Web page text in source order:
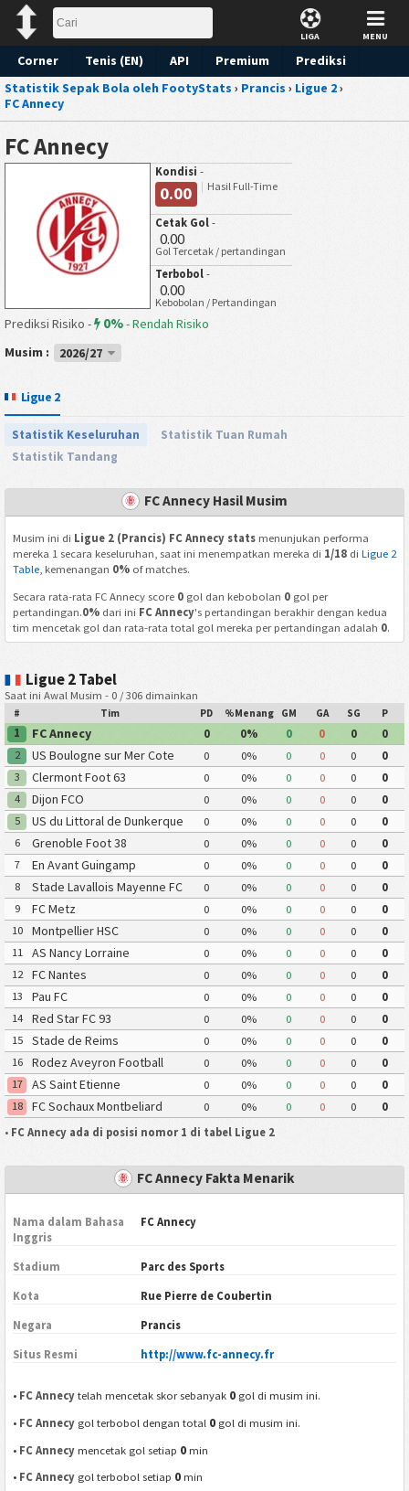
LIGA MENU
Corner Tenis (EN) API Premium
Prediksi
Statistik Sepak Bola oleh FootyStats › Prancis › Ligue 2›
FC Annecy
FC Annecy
Kondisi -
0.00 Hasil Full-Time
Cetak Gol -
0.00
Gol Tercetak / pertandingan
Terbobol -
0.00
Kebobolan / Pertandingan
Prediksi Risiko - 0%-Rendah Risiko
Musim :
2026/27
Ligue 2
Statistik Keseluruhan
Statistik Tuan Rumah
Statistik Tandang
FC Annecy Hasil Musim
Musim ini di Ligue 2 (Prancis) FC Annecy statsmenunjukan performa
mereka 1 secara keseluruhan, saat ini menempatkan mereka di 1/18di Ligue 2
Table, kemenangan 0%of matches.
Secara rata-rata FC Annecy score 0gol dan kebobolan 0gol per
pertandingan.0%dari ini FC Annecy's pertandingan berakhir dengan kedua
tim mencetak gol dan rata-rata total gol mereka per pertandingan adalah 0.
Ligue 2 Tabel
Saat ini Awal Musim - 0 / 306 dimainkan
# Tim PD %Menang GM GA SG P
1 FC Annecy 0 0% 0 0 0
0
2
US Boulogne sur Mer Cote
dOpale
0 0% 0 0 0
0
3
Clermont Foot 63 0 0% 0 0 0
0
4
Dijon FCO 0 0% 0 0 0
0
5
US du Littoral de Dunkerque 0 0% 0 0 0
0
6
Grenoble Foot 38 0 0% 0 0 0
0
7
En Avant Guingamp 0 0% 0 0 0
0
8
Stade Lavallois Mayenne FC 0 0% 0 0 0
0
9
FC Metz 0 0% 0 0 0
0
10
Montpellier HSC 0 0% 0 0 0
0
11
AS Nancy Lorraine 0 0% 0 0 0
0
12
FC Nantes 0 0% 0 0 0
0
13
Pau FC 0 0% 0 0 0
0
14
Red Star FC 93 0 0% 0 0 0
0
15
Stade de Reims 0 0% 0 0 0
0
16
Rodez Aveyron Football 0 0% 0 0 0
0
17
AS Saint Etienne 0 0% 0 0 0
0
18
FC Sochaux Montbeliard 0 0% 0 0 0
0
• FC Annecy ada di posisi nomor 1 di tabel Ligue 2
FC Annecy Fakta Menarik
Nama dalam Bahasa
Inggris
FC Annecy
Stadium Parc des Sports
Kota Rue Pierre de Coubertin
Negara Prancis
Situs Resmi http://www.fc-annecy.fr
• FC Annecy telah mencetak skor sebanyak 0 gol di musim ini.
• FC Annecy gol terbobol dengan total 0 gol di musim ini.
• FC Annecy mencetak gol setiap 0 min
• FC Annecy gol terbobol setiap 0 min